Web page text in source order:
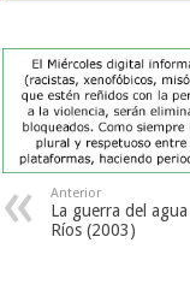
Anterior
La guerra del
Ríos (2003)